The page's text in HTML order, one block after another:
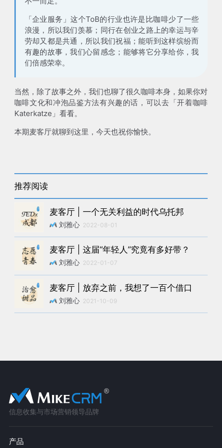
「企业服务」这个ToB的行业也许是比咖啡少了一些
浪漫，所以我们羡慕；同行在创业之路上的幸运与辛
劳却又都是共通，所以我们祝福；能听到这样缤纷而
有趣的故事，我们心留感念；能够将它分享给你，我
们倍感荣幸。
当然，除了故事之外，我们也聊了很久咖啡本身，如果你对
咖啡文化和冲泡品鉴方法有兴趣的话，可以去「开着咖啡
Katerkatze」看看。
本期麦客厅就聊到这里，今天也祝你愉快。
推荐阅读
麦客厅 | 一个无关利益的时代乌托邦
刘雅心 2022-08-01
麦客厅 | 这届“年轻人”究竟有多好带？
刘雅心 2022-01-07
麦客厅 | 放弃之前，我想了一百个借口
刘雅心 2021-10-09
信息收集与市场营销领导品牌
产品